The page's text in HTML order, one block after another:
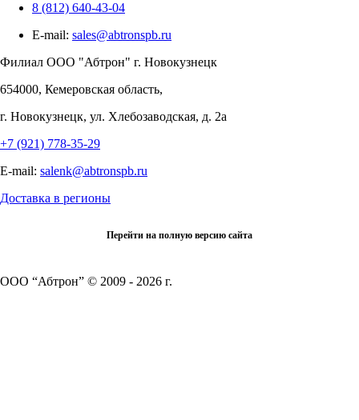
8 (812) 640-43-04
E-mail: sales@abtronspb.ru
Филиал OOO "Абтрон" г. Новокузнецк
654000, Кемеровская область,
г. Новокузнецк, ул. Хлебозаводская, д. 2а
+7 (921) 778-35-29
E-mail: salenk@abtronspb.ru
Доставка в регионы
Перейти на полную версию сайта
ООО “Абтрон” © 2009 - 2026 г.